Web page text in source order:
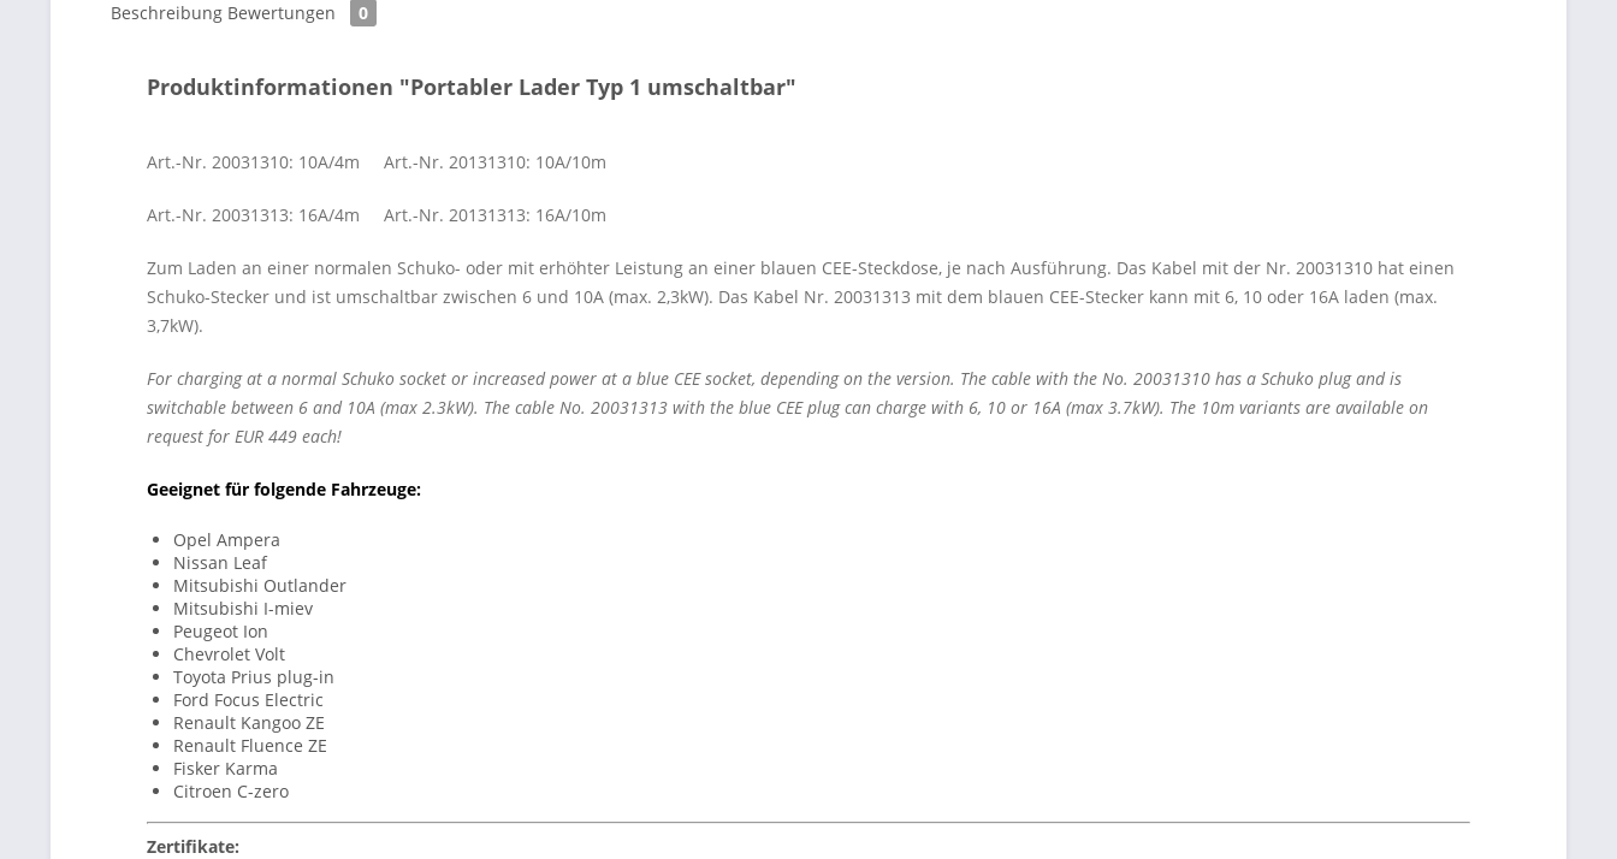
Beschreibung Bewertungen 0
Produktinformationen "Portabler Lader Typ 1 umschaltbar"
Art.-Nr. 20031310: 10A/4m Art.-Nr. 20131310: 10A/10m
Art.-Nr. 20031313: 16A/4m Art.-Nr. 20131313: 16A/10m
Zum Laden an einer normalen Schuko- oder mit erhöhter Leistung an einer blauen CEE-Steckdose, je nach Ausführung. Das Kabel mit der Nr. 20031310 hat einen
Schuko-Stecker und ist umschaltbar zwischen 6 und 10A (max. 2,3kW). Das Kabel Nr. 20031313 mit dem blauen CEE-Stecker kann mit 6, 10 oder 16A laden (max.
3,7kW).
For charging at a normal Schuko socket or increased power at a blue CEE socket, depending on the version. The cable with the No. 20031310 has a Schuko plug and is
switchable between 6 and 10A (max 2.3kW). The cable No. 20031313 with the blue CEE plug can charge with 6, 10 or 16A (max 3.7kW). The 10m variants are available on
request for EUR 449 each!
Geeignet für folgende Fahrzeuge:
Opel Ampera
Nissan Leaf
Mitsubishi Outlander
Mitsubishi I-miev
Peugeot Ion
Chevrolet Volt
Toyota Prius plug-in
Ford Focus Electric
Renault Kangoo ZE
Renault Fluence ZE
Fisker Karma
Citroen C-zero
Zertifikate: